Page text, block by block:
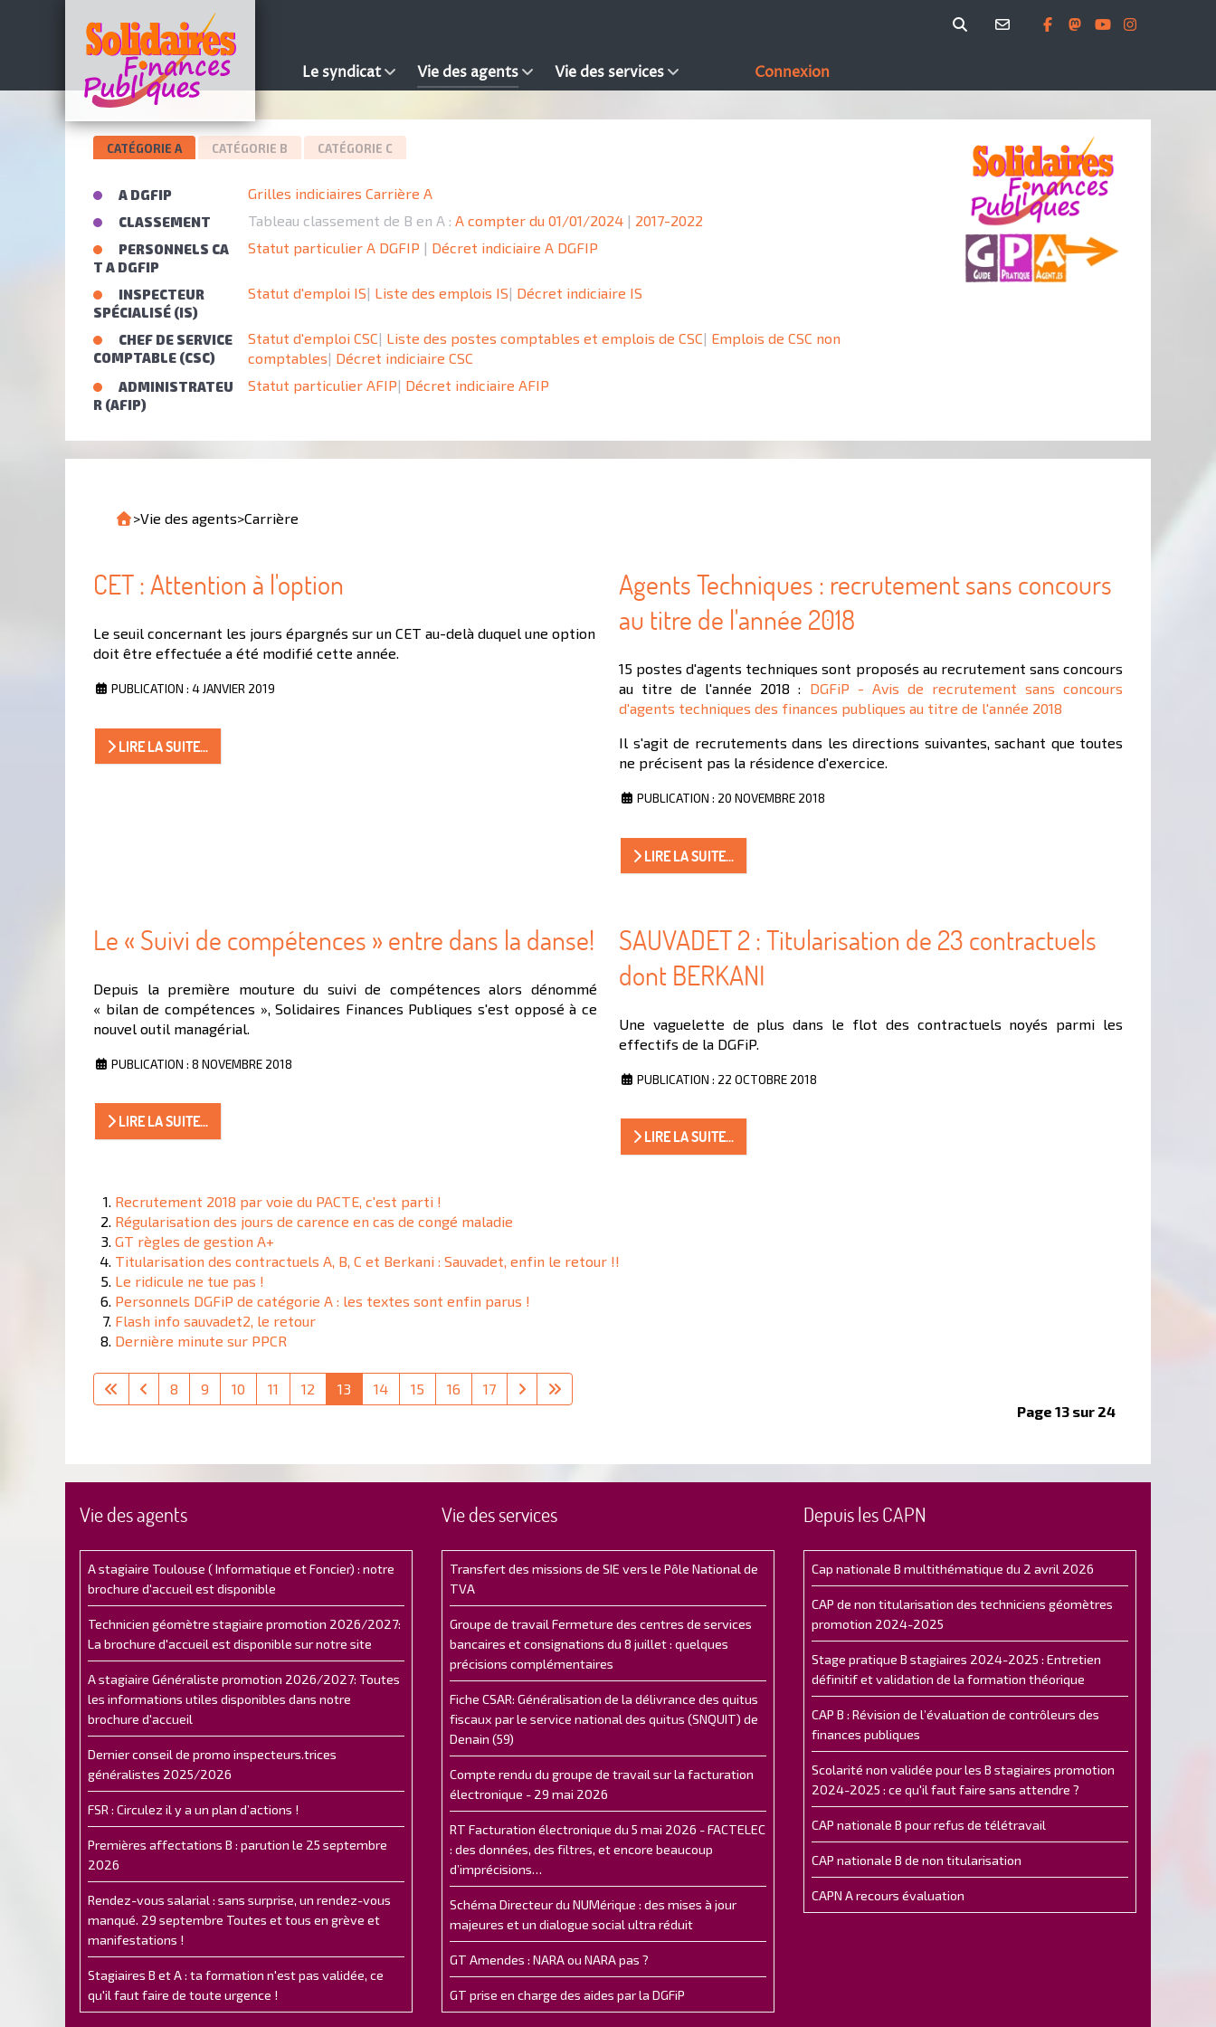
Le syndicat Vie des agents Vie des services Connexion
CATÉGORIE A CATÉGORIE B CATÉGORIE C
A DGFIP Grilles indiciaires Carrière A
CLASSEMENT Tableau classement de B en A : A compter du 01/01/2024| 2017-2022
PERSONNELS CA
T A DGFIP
Statut particulier A DGFIP | Décret indiciaire A DGFIP
INSPECTEUR
SPÉCIALISÉ (IS)
Statut d'emploi IS| Liste des emplois IS| Décret indiciaire IS
CHEF DE SERVICE
COMPTABLE (CSC)
Statut d'emploi CSC| Liste des postes comptables et emplois de CSC| Emplois de CSC non
comptables| Décret indiciaire CSC
ADMINISTRATEU
R (AFIP)
Statut particulier AFIP| Décret indiciaire AFIP
>Vie des agents>Carrière
CET : Attention à l'option
Le seuil concernant les jours épargnés sur un CET au-delà duquel une option
doit être effectuée a été modifié cette année.
PUBLICATION : 4 JANVIER 2019
LIRE LA SUITE...
Agents Techniques : recrutement sans concours
au titre de l'année 2018
15 postes d'agents techniques sont proposés au recrutement sans concours
au titre de l'année 2018 : DGFiP - Avis de recrutement sans concours
d'agents techniques des finances publiques au titre de l'année 2018
Il s'agit de recrutements dans les directions suivantes, sachant que toutes
ne précisent pas la résidence d'exercice.
PUBLICATION : 20 NOVEMBRE 2018
LIRE LA SUITE...
Le « Suivi de compétences » entre dans la danse!
Depuis la première mouture du suivi de compétences alors dénommé
« bilan de compétences », Solidaires Finances Publiques s'est opposé à ce
nouvel outil managérial.
PUBLICATION : 8 NOVEMBRE 2018
LIRE LA SUITE...
SAUVADET 2 : Titularisation de 23 contractuels
dont BERKANI
Une vaguelette de plus dans le flot des contractuels noyés parmi les
effectifs de la DGFiP.
PUBLICATION : 22 OCTOBRE 2018
LIRE LA SUITE...
Recrutement 2018 par voie du PACTE, c'est parti !
Régularisation des jours de carence en cas de congé maladie
GT règles de gestion A+
Titularisation des contractuels A, B, C et Berkani : Sauvadet, enfin le retour !!
Le ridicule ne tue pas !
Personnels DGFiP de catégorie A : les textes sont enfin parus !
Flash info sauvadet2, le retour
Dernière minute sur PPCR
Page 13 sur 24
8 9 10 11 12 13 14 15 16 17
Vie des agents
A stagiaire Toulouse ( Informatique et Foncier) : notre
brochure d'accueil est disponible
Technicien géomètre stagiaire promotion 2026/2027:
La brochure d'accueil est disponible sur notre site
A stagiaire Généraliste promotion 2026/2027: Toutes
les informations utiles disponibles dans notre
brochure d'accueil
Dernier conseil de promo inspecteurs.trices
généralistes 2025/2026
FSR : Circulez il y a un plan d’actions !
Premières affectations B : parution le 25 septembre
2026
Rendez-vous salarial : sans surprise, un rendez-vous
manqué. 29 septembre Toutes et tous en grève et
manifestations !
Stagiaires B et A : ta formation n'est pas validée, ce
qu'il faut faire de toute urgence !
Vie des services
Transfert des missions de SIE vers le Pôle National de
TVA
Groupe de travail Fermeture des centres de services
bancaires et consignations du 8 juillet : quelques
précisions complémentaires
Fiche CSAR: Généralisation de la délivrance des quitus
fiscaux par le service national des quitus (SNQUIT) de
Denain (59)
Compte rendu du groupe de travail sur la facturation
électronique - 29 mai 2026
RT Facturation électronique du 5 mai 2026 - FACTELEC
: des données, des filtres, et encore beaucoup
d’imprécisions…
Schéma Directeur du NUMérique : des mises à jour
majeures et un dialogue social ultra réduit
GT Amendes : NARA ou NARA pas ?
GT prise en charge des aides par la DGFiP
Depuis les CAPN
Cap nationale B multithématique du 2 avril 2026
CAP de non titularisation des techniciens géomètres
promotion 2024-2025
Stage pratique B stagiaires 2024-2025 : Entretien
définitif et validation de la formation théorique
CAP B : Révision de l’évaluation de contrôleurs des
finances publiques
Scolarité non validée pour les B stagiaires promotion
2024-2025 : ce qu'il faut faire sans attendre ?
CAP nationale B pour refus de télétravail
CAP nationale B de non titularisation
CAPN A recours évaluation